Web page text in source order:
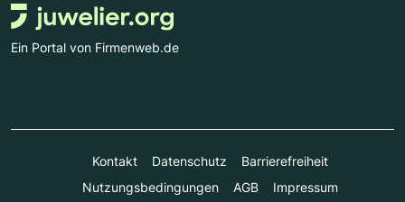
Ein Portal von Firmenweb.de
Kontakt Datenschutz
Barrierefreiheit
Nutzungsbedingungen
AGB Impressum